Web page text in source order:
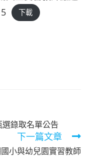
下載
錄取名單公告
下一篇文章
小與幼兒園實習教師